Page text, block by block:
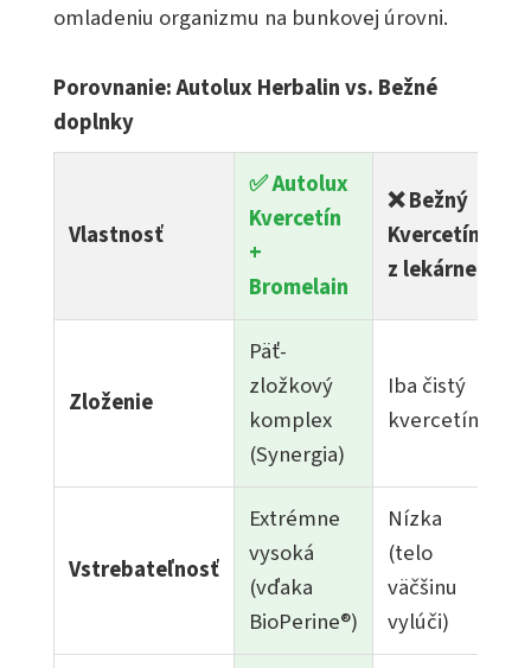
omladeniu organizmu na bunkovej úrovni.
Porovnanie: Autolux Herbalin vs. Bežné
doplnky
Vlastnosť
✅ Autolux
Kvercetín
+
Bromelain
❌ Bežný
Kvercetín
z lekárne
Zloženie
Päť-
zložkový
komplex
(Synergia)
Iba čistý
kvercetín
Vstrebateľnosť
Extrémne
vysoká
(vďaka
BioPerine®)
Nízka
(telo
väčšinu
vylúči)